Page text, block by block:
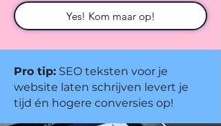
Yes! Kom maar op!
Pro tip: SEO teksten voor je
website laten schrijven levert je
tijd én hogere conversies op!